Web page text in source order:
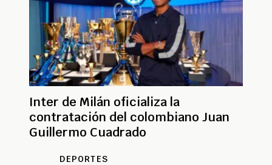
Inter de Milán oficializa la
contratación del colombiano Juan
Guillermo Cuadrado
DEPORTES